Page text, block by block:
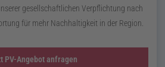
gesellschaftlichen Verpflichtung nach
für mehr Nachhaltigkeit in der Region.
PV-Angebot anfragen